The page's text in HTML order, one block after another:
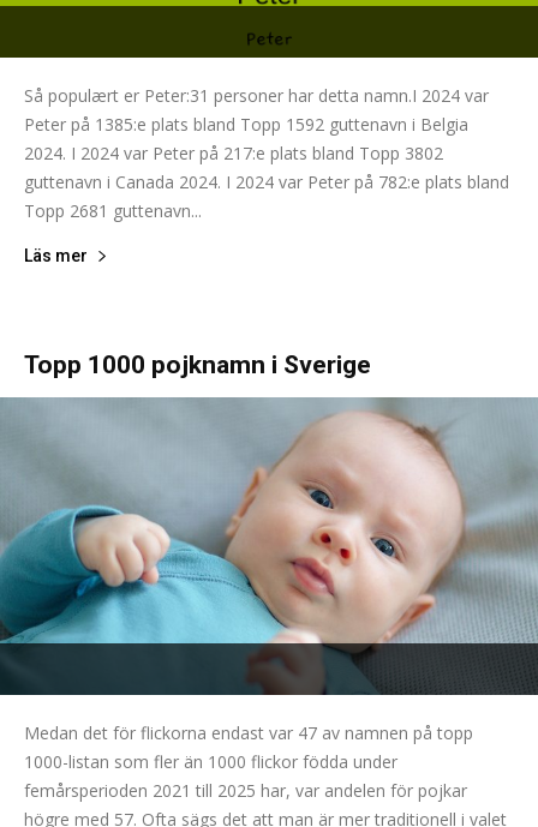
Så populært er Peter:31 personer har detta namn.I 2024 var
Peter på 1385:e plats bland Topp 1592 guttenavn i Belgia
2024. I 2024 var Peter på 217:e plats bland Topp 3802
guttenavn i Canada 2024. I 2024 var Peter på 782:e plats bland
Topp 2681 guttenavn...
Läs mer
Topp 1000 pojknamn i Sverige
Medan det för flickorna endast var 47 av namnen på topp
1000-listan som fler än 1000 flickor födda under
femårsperioden 2021 till 2025 har, var andelen för pojkar
högre med 57. Ofta sägs det att man är mer traditionell i valet